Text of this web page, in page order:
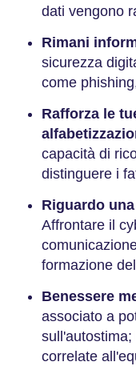
dati vengono
Rimani
sicurezza
come
Rafforza le
capacità di
distinguere i
Riguardo
Affrontare il
formazione
Benessere
associato a
correlate